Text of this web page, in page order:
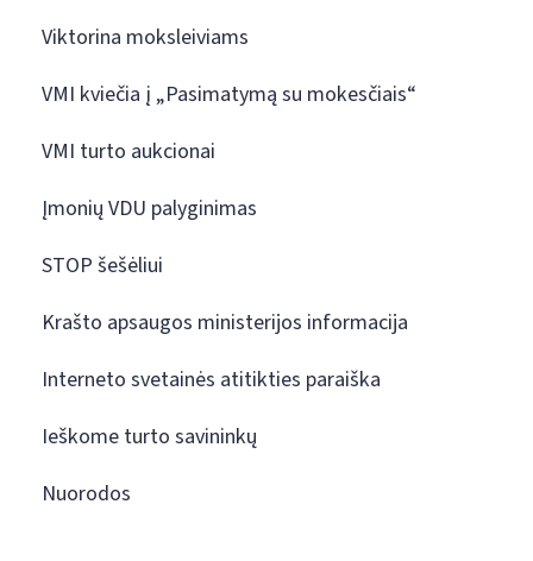
Viktorina moksleiviams
VMI kviečia į „Pasimatymą su mokesčiais“
VMI turto aukcionai
Įmonių VDU palyginimas
STOP šešėliui
Krašto apsaugos ministerijos informacija
Interneto svetainės atitikties paraiška
Ieškome turto savininkų
Nuorodos